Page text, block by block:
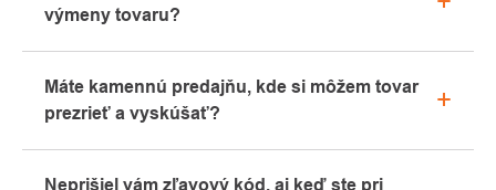
výmeny tovaru?
"Všetko o nákupe" alebo nás kontaktujte e-mailom
alebo telefonicky.
Máte kamennú predajňu, kde si môžem tovar
prezrieť a vyskúšať?
Neprišiel vám zľavový kód, aj keď ste pri